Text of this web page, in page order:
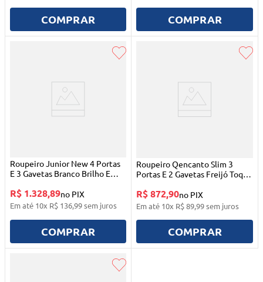
COMPRAR COMPRAR
Roupeiro Junior New 4 Portas
E 3 Gavetas Branco Brilho E
R$ 1.328,89no PIX
Em até 10x R$ 136,99sem juros
COMPRAR
Roupeiro Qencanto Slim 3
Portas E 2 Gavetas Freijó Toq
R$ 872,90no PIX
Em até 10x R$89,99sem juros
COMPRAR